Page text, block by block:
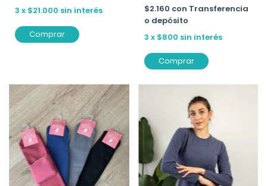
3 x $21.000 sin interés
Comprar
$2.160 con Transferencia
o depósito
3 x $800 sin interés
Comprar